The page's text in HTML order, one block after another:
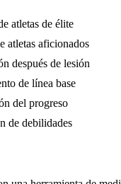
atletas de élite
atletas aficionados
después de lesión
de línea base
del progreso
de debilidades